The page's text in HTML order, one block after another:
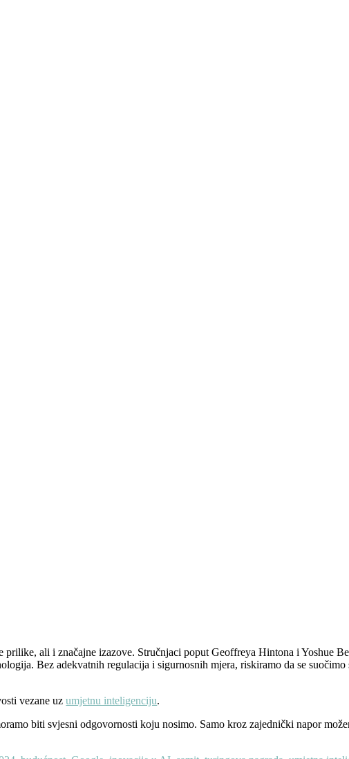
ali i značajne izazove. Stručnjaci poput Geoffreya Hintona i Yoshue
Bez adekvatnih regulacija i sigurnosnih mjera, riskiramo da se
vezane uzumjetnu inteligenciju.
biti svjesni odgovornosti koju nosimo. Samo kroz zajednički napor